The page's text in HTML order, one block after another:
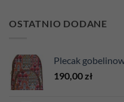
OSTATNIO DODANE
Plecak
190,00 zł